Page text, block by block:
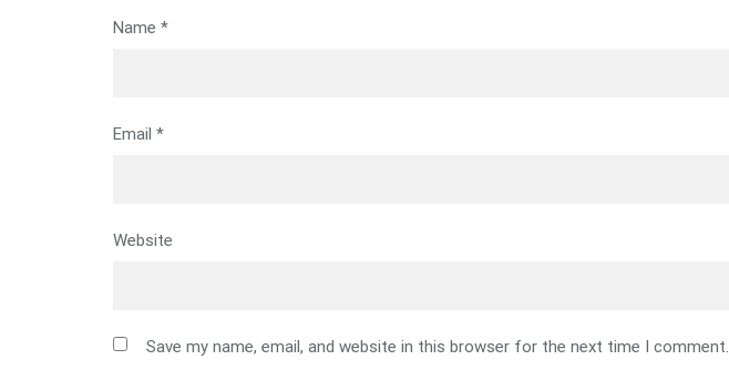
Name *
Email *
Website
Save my name, email, and website in this browser for the next time I comment.